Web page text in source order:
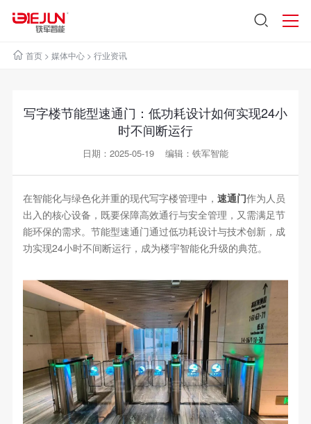
首页> 媒体中心> 行业资讯
写字楼节能型速通门：低功耗设计如何实现24小
时不间断运行
日期：2025-05-19 编辑：铁军智能
在智能化与绿色化并重的现代写字楼管理中， 速通门作为人员
出入的核心设备，既要保障高效通行与安全管理，又需满足节
能环保的需求。节能型速通门通过低功耗设计与技术创新，成
功实现24小时不间断运行，成为楼宇智能化升级的典范。